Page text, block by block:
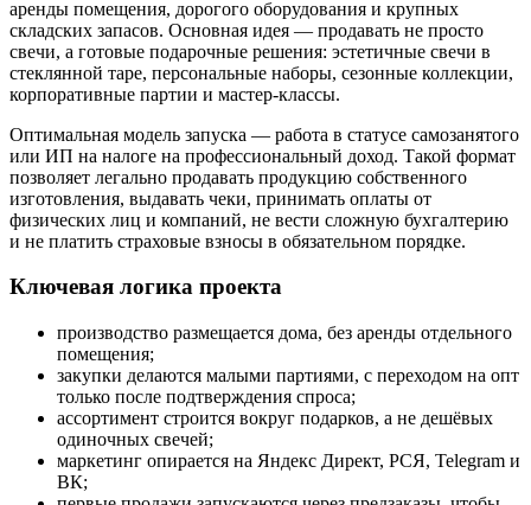
аренды помещения, дорогого оборудования и крупных
складских запасов. Основная идея — продавать не просто
свечи, а готовые подарочные решения: эстетичные свечи в
стеклянной таре, персональные наборы, сезонные коллекции,
корпоративные партии и мастер-классы.
Оптимальная модель запуска — работа в статусе самозанятого
или ИП на налоге на профессиональный доход. Такой формат
позволяет легально продавать продукцию собственного
изготовления, выдавать чеки, принимать оплаты от
физических лиц и компаний, не вести сложную бухгалтерию
и не платить страховые взносы в обязательном порядке.
Ключевая логика проекта
производство размещается дома, без аренды отдельного
помещения;
закупки делаются малыми партиями, с переходом на опт
только после подтверждения спроса;
ассортимент строится вокруг подарков, а не дешёвых
одиночных свечей;
маркетинг опирается на Яндекс Директ, РСЯ, Telegram и
ВК;